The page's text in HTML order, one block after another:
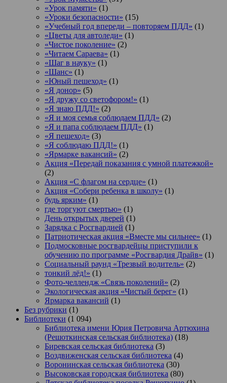
«Урок памяти» (1)
«Уроки безопасности» (15)
«Учебный год впереди – повторяем ПДД» (1)
«Цветы для автоледи» (1)
«Чистое поколение» (2)
«Читаем Сараева» (1)
«Шаг в науку» (1)
«Шанс» (1)
«Юный пешеход» (1)
«Я донор» (5)
«Я дружу со светофором!» (1)
«Я знаю ПДД!» (2)
«Я и моя семья соблюдаем ПДД» (2)
«Я и папа соблюдаем ПДД» (1)
«Я пешеход» (3)
«Я соблюдаю ПДД!» (1)
«Ярмарке вакансий» (2)
Акция «Передай показания с умной платежкой»
(2)
Акция «С флагом на сердце» (1)
Акция «Собери ребенка в школу» (1)
будь ярким» (1)
где торгуют смертью» (1)
День открытых дверей (1)
Зарядка с Росгвардией (1)
Патриотическая акция «Вместе мы сильнее» (1)
Подмосковные росгвардейцы приступили к
обучению по программе «Росгвардия Драйв» (1)
Социальный раунд «Трезвый водитель» (2)
тонкий лёд!» (1)
Фото-челлендж «Связь поколений» (2)
Экологическая акция «Чистый берег» (1)
Ярмарка вакансий (1)
Без рубрики (1)
Библиотеки (1 094)
Библиотека имени Юрия Петровича Артюхина
(Решоткинская сельская библиотека) (18)
Биревская сельская библиотека (3)
Воздвиженская сельская библиотека (4)
Воронинская сельская библиотека (30)
Высоковская городская библиотека (80)